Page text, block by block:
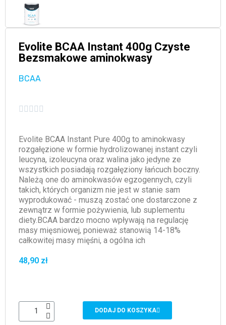
Evolite BCAA Instant 400g Czyste
Bezsmakowe aminokwasy
BCAA
    
Evolite BCAA Instant Pure 400g to aminokwasy
rozgałęzione w formie hydrolizowanej instant czyli
leucyna, izoleucyna oraz walina jako jedyne ze
wszystkich posiadają rozgałęziony łańcuch boczny.
Należą one do aminokwasów egzogennych, czyli
takich, których organizm nie jest w stanie sam
wyprodukować - muszą zostać one dostarczone z
zewnątrz w formie pożywienia, lub suplementu
diety.BCAA bardzo mocno wpływają na regulację
masy mięsniowej, ponieważ stanowią 14-18%
całkowitej masy mięśni, a ogólna ich
48,90 zł
DODAJ DO KOSZYKA